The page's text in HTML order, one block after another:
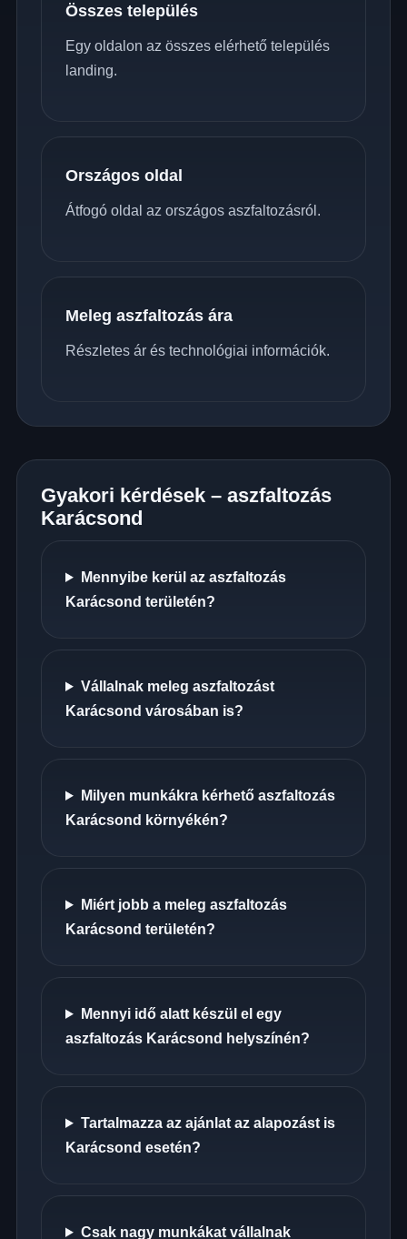
Összes település
Egy oldalon az összes elérhető település
landing.
Országos oldal
Átfogó oldal az országos aszfaltozásról.
Meleg aszfaltozás ára
Részletes ár és technológiai információk.
Gyakori kérdések – aszfaltozás
Karácsond
Mennyibe kerül az aszfaltozás
Karácsond területén?
Vállalnak meleg aszfaltozást
Karácsond városában is?
Milyen munkákra kérhető aszfaltozás
Karácsond környékén?
Miért jobb a meleg aszfaltozás
Karácsond területén?
Mennyi idő alatt készül el egy
aszfaltozás Karácsond helyszínén?
Tartalmazza az ajánlat az alapozást is
Karácsond esetén?
Csak nagy munkákat vállalnak